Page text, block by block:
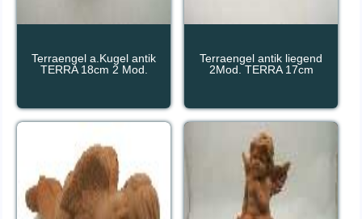
Terraengel a.Kugel antik
TERRA 18cm 2 Mod.
Terraengel antik liegend
2Mod. TERRA 17cm